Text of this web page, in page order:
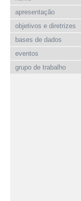
apresentação
objetivos e diretrizes
bases de dados
eventos
grupo de trabalho